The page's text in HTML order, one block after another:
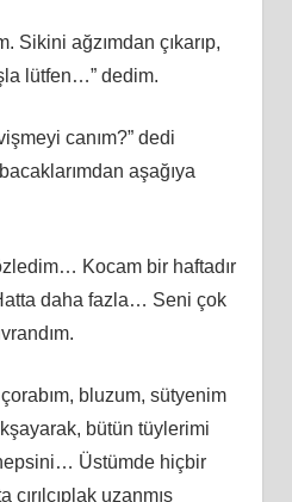
Sikini ağzımdan çıkarıp,
lütfen…” dedim.
canım?” dedi
aşağıya
Kocam bir haftadır
daha fazla… Seni çok
bluzum, sütyenim
bütün tüylerimi
hepsini… Üstümde hiçbir
çırılçıplak uzanmış